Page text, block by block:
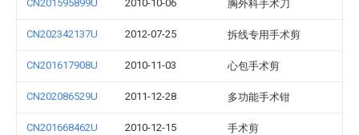
CN201595899U 2010-10-06 胸外科手术刀
CN202342137U 2012-07-25 拆线专用手术剪
CN201617908U 2010-11-03 心包手术剪
CN202086529U 2011-12-28 多功能手术钳
CN201668462U 2010-12-15 手术剪